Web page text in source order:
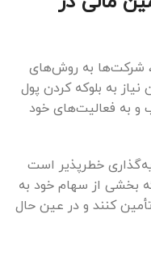
شرکت‌ها به روش‌های
به بلوکه کردن پول
و به فعالیت‌های خود
خطرپذیر است
بخشی از سهام خود به
تأمین کنند و در عین حال